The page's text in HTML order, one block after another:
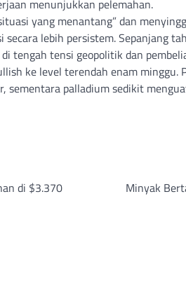
menunjukkan pelemahan.
yang menantang” dan
lebih persistem. Sepanjang
tengah tensi geopolitik dan
ke level terendah enam minggu.
sementara palladium sedikit
di $3.370
Minyak